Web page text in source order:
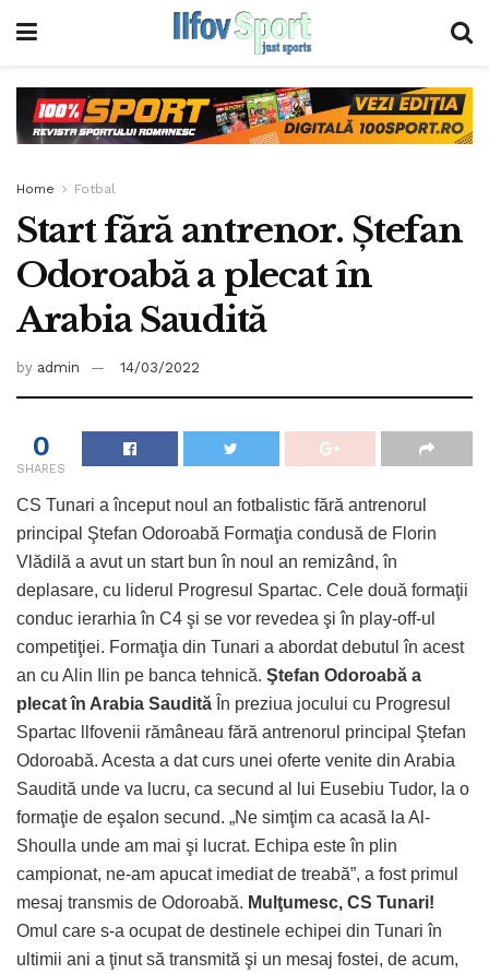
Home Fotbal
Start fără antrenor. Ştefan
Odoroabă a plecat în
Arabia Saudită
by admin 14/03/2022
0
SHARES
CS Tunari a început noul an fotbalistic fără antrenorul
principal Ştefan Odoroabă Formaţia condusă de Florin
Vlădilă a avut un start bun în noul an remizând, în
deplasare, cu liderul Progresul Spartac. Cele două formaţii
conduc ierarhia în C4 şi se vor revedea şi în play-off-ul
competiţiei. Formaţia din Tunari a abordat debutul în acest
an cu Alin Ilin pe banca tehnică. Ştefan Odoroabă a
plecat în Arabia Saudită În preziua jocului cu Progresul
Spartac llfovenii rămâneau fără antrenorul principal Ştefan
Odoroabă. Acesta a dat curs unei oferte venite din Arabia
Saudită unde va lucru, ca secund al lui Eusebiu Tudor, la o
formaţie de eşalon secund. „Ne simţim ca acasă la Al-
Shoulla unde am mai şi lucrat. Echipa este în plin
campionat, ne-am apucat imediat de treabă”, a fost primul
mesaj transmis de Odoroabă. Mulţumesc, CS Tunari!
Omul care s-a ocupat de destinele echipei din Tunari în
ultimii ani a ţinut să transmită şi un mesaj fostei, de acum,